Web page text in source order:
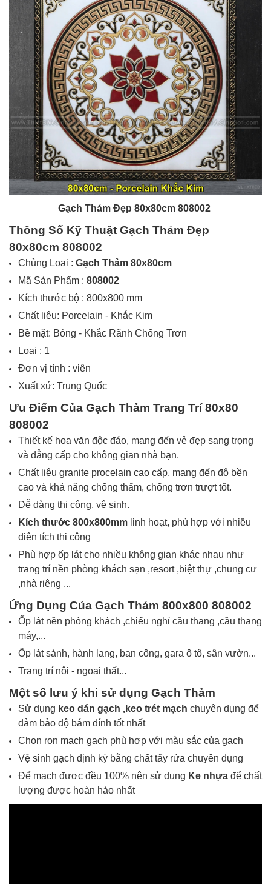
Gạch Thảm Đẹp 80x80cm 808002
Thông Số Kỹ Thuật Gạch Thảm Đẹp
80x80cm 808002
Chủng Loại : Gạch Thảm 80x80cm
Mã Sản Phẩm : 808002
Kích thước bộ : 800x800 mm
Chất liệu: Porcelain - Khắc Kim
Bề mặt: Bóng - Khắc Rãnh Chống Trơn
Loại : 1
Đơn vị tính : viên
Xuất xứ: Trung Quốc
Ưu Điểm Của Gạch Thảm Trang Trí 80x80
808002
Thiết kế hoa văn độc đáo, mang đến vẻ đẹp sang trọng
và đẳng cấp cho không gian nhà bạn.
Chất liệu granite procelain cao cấp, mang đến độ bền
cao và khả năng chống thấm, chống trơn trượt tốt.
Dễ dàng thi công, vệ sinh.
Kích thước 800x800mm linh hoạt, phù hợp với nhiều
diện tích thi công
Phù hợp ốp lát cho nhiều không gian khác nhau như
trang trí nền phòng khách sạn ,resort ,biệt thự ,chung cư
,nhà riêng ...
Ứng Dụng Của Gạch Thảm 800x800 808002
Ốp lát nền phòng khách ,chiếu nghỉ cầu thang ,cầu thang
máy,...
Ốp lát sảnh, hành lang, ban công, gara ô tô, sân vườn...
Trang trí nội - ngoại thất...
Một số lưu ý khi sử dụng Gạch Thảm
Sử dụng keo dán gạch ,keo trét mạch chuyên dụng để
đảm bảo độ bám dính tốt nhất
Chọn ron mạch gạch phù hợp với màu sắc của gạch
Vệ sinh gạch định kỳ bằng chất tẩy rửa chuyên dụng
Để mạch được đều 100% nên sử dụng Ke nhựa để chất
lượng được hoàn hảo nhất